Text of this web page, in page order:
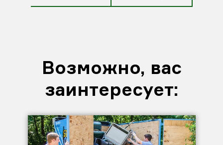
Возможно, вас
заинтересует: